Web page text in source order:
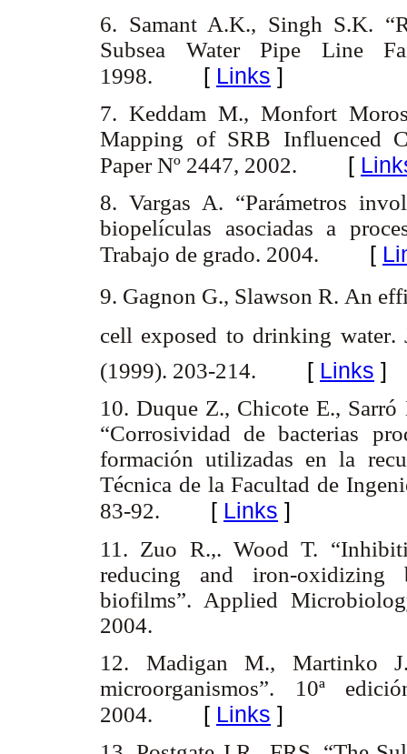
6. Samant A.K., Singh S.K.
Subsea Water Pipe Line
1998. [ Links ]
7. Keddam M., Monfort
Mapping of SRB Influenced
Paper Nº 2447, 2002. [
8. Vargas A. “Parámetros
biopelículas asociadas a
Trabajo de grado. 2004. [
9. Gagnon G., Slawson R. An
cell exposed to drinking water.
(1999). 203-214. [ Links ]
10. Duque Z., Chicote E.,
“Corrosividad de bacterias
formación utilizadas en la
Técnica de la Facultad de
83-92. [ Links ]
11. Zuo R.,. Wood T.
reducing and iron-oxidizing
biofilms”. Applied
2004.
12. Madigan M., Martinko
microorganismos”. 10ª
2004. [ Links ]